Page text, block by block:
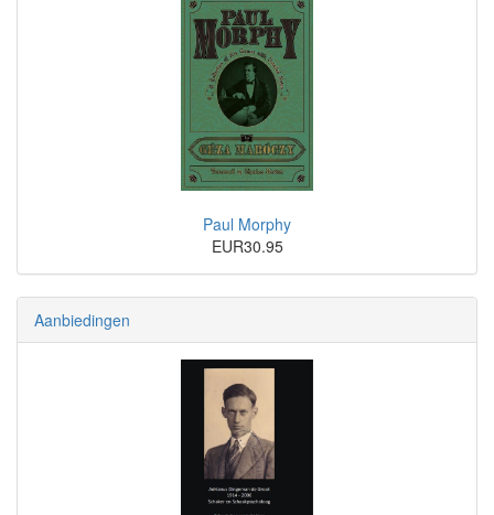
Paul Morphy
EUR30.95
Aanbiedingen